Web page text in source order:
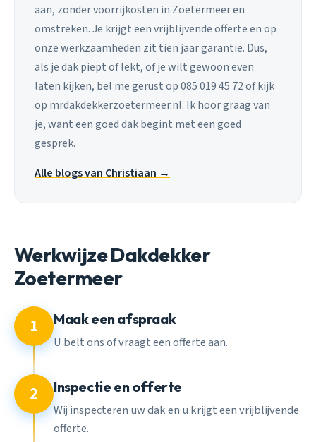
aan, zonder voorrijkosten in Zoetermeer en
omstreken. Je krijgt een vrijblijvende offerte en op
onze werkzaamheden zit tien jaar garantie. Dus,
als je dak piept of lekt, of je wilt gewoon even
laten kijken, bel me gerust op 085 019 45 72 of kijk
op mrdakdekkerzoetermeer.nl. Ik hoor graag van
je, want een goed dak begint met een goed
gesprek.
Alle blogs van Christiaan →
Werkwijze Dakdekker
Zoetermeer
1 Maak een afspraak
U belt ons of vraagt een offerte aan.
2 Inspectie en offerte
Wij inspecteren uw dak en u krijgt een vrijblijvende
offerte.